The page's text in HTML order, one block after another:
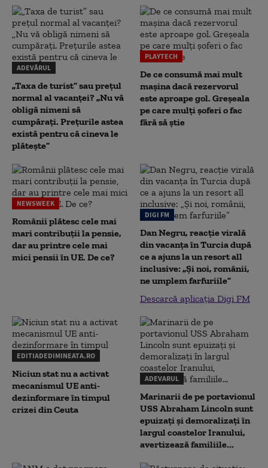
ADEVĂRUL
„Taxa de turist” sau prețul
normal al vacanței? „Nu vă
obligă nimeni să
cumpărați. Prețurile astea
există pentru că cineva le
plătește”
PLAYTECH
De ce consumă mai mult
mașina dacă rezervorul
este aproape gol. Greșeala
pe care mulți șoferi o fac
fără să știe
NEWSWEEK
Românii plătesc cele mai
mari contribuții la pensie,
dar au printre cele mai
mici pensii în UE. De ce?
DIGI FM
Dan Negru, reacție virală
din vacanța în Turcia după
ce a ajuns la un resort all
inclusive: „Și noi, românii,
ne umplem farfuriile”
Descarcă aplicația Digi FM
EDITIADEDIMINEATA.RO
Niciun stat nu a activat
mecanismul UE anti-
dezinformare în timpul
crizei din Ceuta
ADEVARUL
Marinarii de pe portavionul
USS Abraham Lincoln sunt
epuizați și demoralizați în
largul coastelor Iranului,
avertizează familiile...